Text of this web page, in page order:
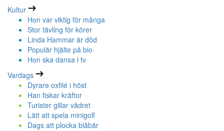
Kultur
Hon var viktig för många
Stor tävling för körer
Linda Hammar är död
Populär hjälte på bio
Hon ska dansa i tv
Vardags
Dyrare oxfilé i höst
Han fiskar kräftor
Turister gillar vädret
Lätt att spela minigolf
Dags att plocka blåbär